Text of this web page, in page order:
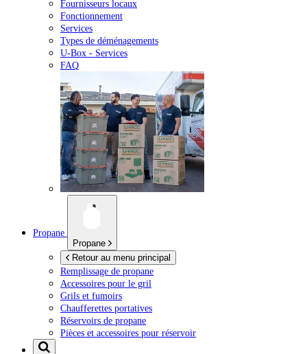
Fournisseurs locaux
Fonctionnement
Services
Types de déménagements
U-Box - Services
FAQ
Propane
Propane
Retour au menu principal
Remplissage de propane
Accessoires pour le gril
Grils et fumoirs
Chaufferettes portatives
Réservoirs de propane
Pièces et accessoires pour réservoir